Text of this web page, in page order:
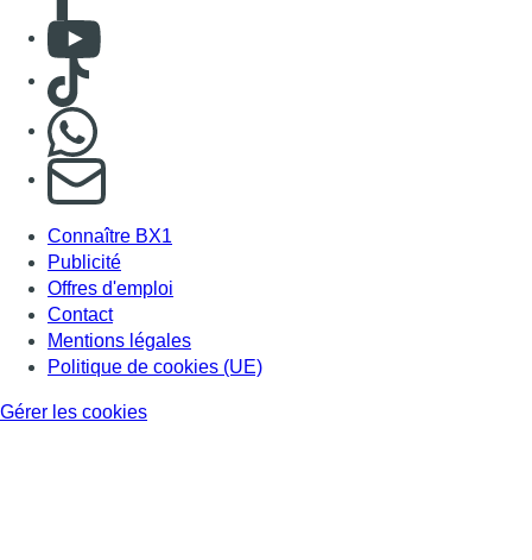
Consulter Youtube
Consulter TikTok
S'abonner à notre newsletter
Connaître BX1
Publicité
Offres d'emploi
Contact
Mentions légales
Politique de cookies (UE)
Gérer les cookies